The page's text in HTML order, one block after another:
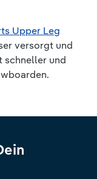
Upper Leg
versorgt und
schneller und